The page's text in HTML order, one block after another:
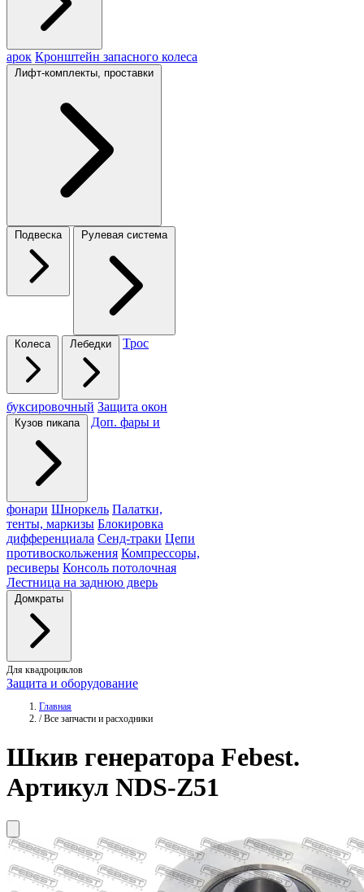
арок Кронштейн запасного колеса
Лифт-комплекты, проставки
Подвеска Рулевая система
Колеса Лебедки Трос
буксировочный Защита окон
Кузов пикапа Доп. фары и
фонари Шноркель Палатки,
тенты, маркизы Блокировка
дифференциала Сенд-траки Цепи
противоскольжения Компрессоры,
ресиверы Консоль потолочная
Лестница на заднюю дверь
Домкраты
Для квадроциклов
Защита и оборудование
Главная
/ Все запчасти и расходники
Шкив генератора Febest.
Артикул NDS-Z51